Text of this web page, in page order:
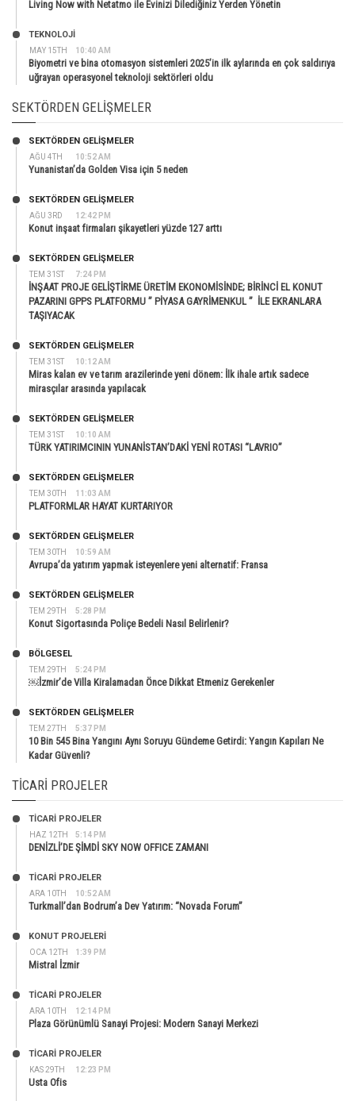
Living Now with Netatmo ile Evinizi Dilediğiniz Yerden Yönetin
MAY 15TH 10:40 AM
TEKNOLOJİ
Biyometri ve bina otomasyon sistemleri 2025’in ilk aylarında en çok saldırıya
uğrayan operasyonel teknoloji sektörleri oldu
SEKTÖRDEN GELIŞMELER
AĞU 4TH 10:52 AM
SEKTÖRDEN GELIŞMELER
Yunanistan’da Golden Visa için 5 neden
AĞU 3RD 12:42 PM
SEKTÖRDEN GELIŞMELER
Konut inşaat firmaları şikayetleri yüzde 127 arttı
TEM 31ST 7:24 PM
SEKTÖRDEN GELIŞMELER
İNŞAAT PROJE GELİŞTİRME ÜRETİM EKONOMİSİNDE; BİRİNCİ EL KONUT
PAZARINI GPPS PLATFORMU ” PİYASA GAYRİMENKUL ” İLE EKRANLARA
TAŞIYACAK
TEM 31ST 10:12 AM
SEKTÖRDEN GELIŞMELER
Miras kalan ev ve tarım arazilerinde yeni dönem: İlk ihale artık sadece
mirasçılar arasında yapılacak
TEM 31ST 10:10 AM
SEKTÖRDEN GELIŞMELER
TÜRK YATIRIMCININ YUNANİSTAN’DAKİ YENİ ROTASI “LAVRIO”
TEM 30TH 11:03 AM
SEKTÖRDEN GELIŞMELER
PLATFORMLAR HAYAT KURTARIYOR
TEM 30TH 10:59 AM
SEKTÖRDEN GELIŞMELER
Avrupa’da yatırım yapmak isteyenlere yeni alternatif: Fransa
TEM 29TH 5:28 PM
SEKTÖRDEN GELIŞMELER
Konut Sigortasında Poliçe Bedeli Nasıl Belirlenir?
TEM 29TH 5:24 PM
BÖLGESEL
￼İzmir’de Villa Kiralamadan Önce Dikkat Etmeniz Gerekenler
TEM 27TH 5:37 PM
SEKTÖRDEN GELIŞMELER
10 Bin 545 Bina Yangını Aynı Soruyu Gündeme Getirdi: Yangın Kapıları Ne
Kadar Güvenli?
TICARI PROJELER
HAZ 12TH 5:14 PM
TİCARİ PROJELER
DENİZLİ’DE ŞİMDİ SKY NOW OFFICE ZAMANI
ARA 10TH 10:52 AM
TİCARİ PROJELER
Turkmall’dan Bodrum’a Dev Yatırım: “Novada Forum”
OCA 12TH 1:39 PM
KONUT PROJELERI
Mistral İzmir
ARA 10TH 12:14 PM
TİCARİ PROJELER
Plaza Görünümlü Sanayi Projesi: Modern Sanayi Merkezi
KAS 29TH 12:23 PM
TİCARİ PROJELER
Usta Ofis